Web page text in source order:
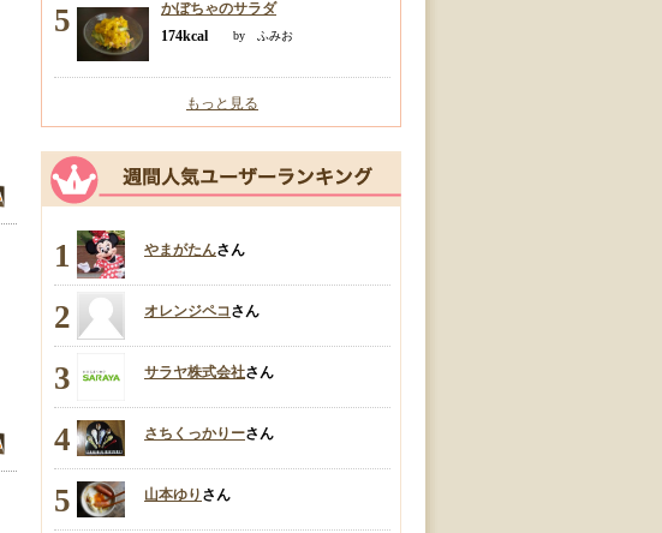
5
かぼちゃのサラダ
174kcal
by ふみお
もっと見る
1 やまがたんさん
2 オレンジペコさん
3 サラヤ株式会社さん
4 さちくっかりーさん
5 山本ゆり さん